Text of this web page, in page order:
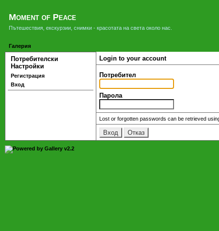
Moment of Peace
Пътешествия, екскурзии, снимки - красотата на света около нас.
Галерия
Потребителски
Настройки
Регистрация
Вход
Login to your account
Потребител
Парола
Lost or forgotten passwords can be retrieved